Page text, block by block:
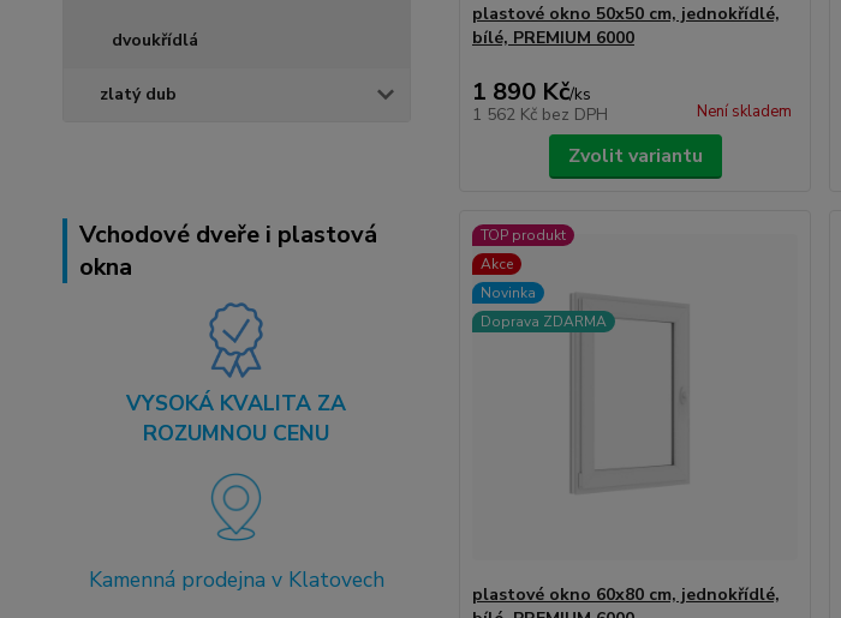
dvoukřídlá
zlatý dub
Vchodové dveře i plastová
okna
VYSOKÁ KVALITA ZA
ROZUMNOU CENU
Kamenná prodejna v Klatovech
plastové okno 50x50 cm, jednokřídlé,
bílé, PREMIUM 6000
1 890 Kč/ks
1 562 Kč bez DPH Není skladem
Zvolit variantu
TOP produkt
Akce
Novinka
Doprava ZDARMA
plastové okno 60x80 cm, jednokřídlé,